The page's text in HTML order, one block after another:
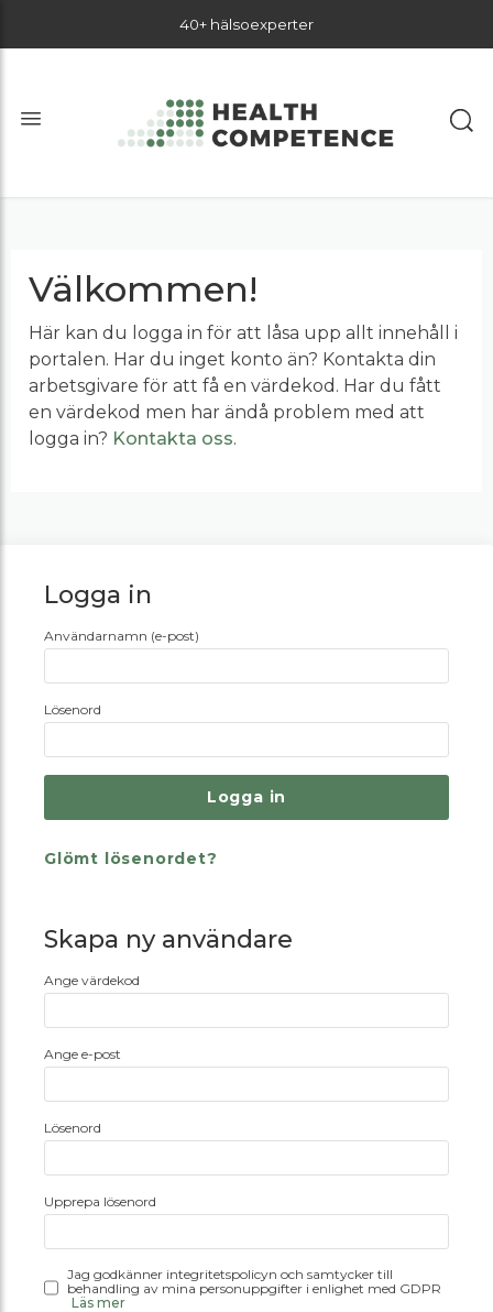
40+ hälsoexperter
Välkommen!
Här kan du logga in för att låsa upp allt innehåll i
portalen. Har du inget konto än? Kontakta din
arbetsgivare för att få en värdekod. Har du fått
en värdekod men har ändå problem med att
logga in? Kontakta oss.
Logga in
Användarnamn (e-post)
Lösenord
Glömt lösenordet?
Skapa ny användare
Ange värdekod
Ange e-post
Lösenord
Upprepa lösenord
Jag godkänner integritetspolicyn och samtycker till
behandling av mina personuppgifter i enlighet med GDPR
Läs mer